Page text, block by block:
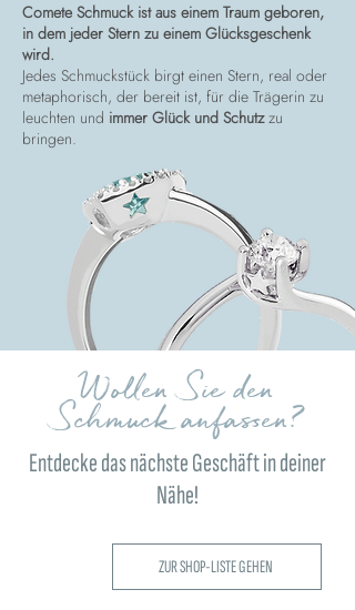
Comete Schmuck ist aus einem Traum geboren,
in dem jeder Stern zu einem Glücksgeschenk
wird.
Jedes Schmuckstück birgt einen Stern, real oder
metaphorisch, der bereit ist, für die Trägerin zu
leuchten und immer Glück und Schutzzu
bringen.
Wollen Sie den
Schmuck anfassen?
Entdecke das nächste Geschäft in deiner
Nähe!
ZUR SHOP-LISTE GEHEN